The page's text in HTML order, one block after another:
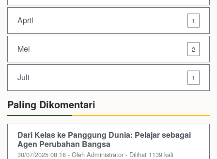
April 1
Mei 2
Juli 1
Paling Dikomentari
Dari Kelas ke Panggung Dunia: Pelajar sebagai
Agen Perubahan Bangsa
30/07/2025 08:18 - Oleh Administrator - Dilihat 1139 kali